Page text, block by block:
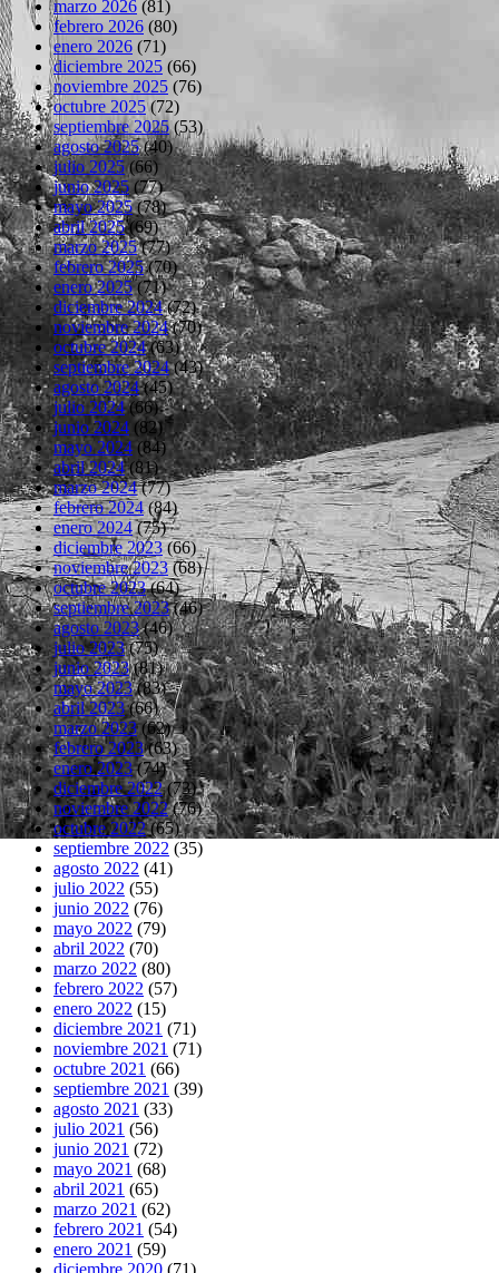
marzo 2026 (81)
febrero 2026 (80)
enero 2026 (71)
diciembre 2025 (66)
noviembre 2025 (76)
octubre 2025(72)
septiembre 2025(53)
agosto 2025(40)
julio 2025(66)
junio 2025 (77)
mayo 2025(78)
abril 2025(69)
marzo 2025(77)
febrero 2025(70)
enero 2025(71)
diciembre 2024(72)
noviembre 2024(70)
octubre 2024(63)
septiembre 2024(43)
agosto 2024(45)
julio 2024(66)
junio 2024 (82)
mayo 2024 (84)
abril 2024(81)
marzo 2024(77)
febrero 2024(84)
enero 2024(75)
diciembre 2023(66)
noviembre 2023(68)
octubre 2023(64)
septiembre 2023(46)
agosto 2023(46)
julio 2023(75)
junio 2023(81)
mayo 2023(83)
abril 2023(66)
marzo 2023(62)
febrero 2023(63)
enero 2023(74)
diciembre 2022(73)
noviembre 2022(76)
octubre 2022(65)
septiembre 2022 (35)
agosto 2022 (41)
julio 2022 (55)
junio 2022 (76)
mayo 2022 (79)
abril 2022 (70)
marzo 2022 (80)
febrero 2022 (57)
enero 2022 (15)
diciembre 2021 (71)
noviembre 2021 (71)
octubre 2021 (66)
septiembre 2021 (39)
agosto 2021 (33)
julio 2021 (56)
junio 2021 (72)
mayo 2021 (68)
abril 2021 (65)
marzo 2021 (62)
febrero 2021 (54)
enero 2021 (59)
diciembre 2020 (71)